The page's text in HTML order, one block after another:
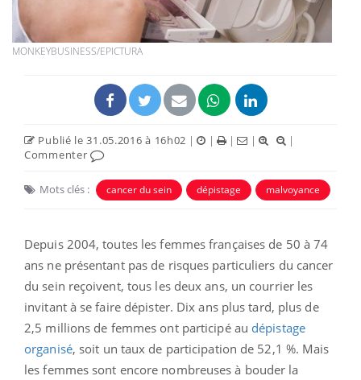
MONKEYBUSINESS/EPICTURA
Publié le 31.05.2016 à 16h02 | | | |
|
Commenter
Mots clés : cancer du sein dépistage malvoyance
Depuis 2004, toutes les femmes françaises de 50 à 74
ans ne présentant pas de risques particuliers du cancer
du sein reçoivent, tous les deux ans, un courrier les
invitant à se faire dépister. Dix ans plus tard, plus de
2,5 millions de femmes ont participé au dépistage
organisé, soit un taux de participation de 52,1 %. Mais
les femmes sont encore nombreuses à bouder la